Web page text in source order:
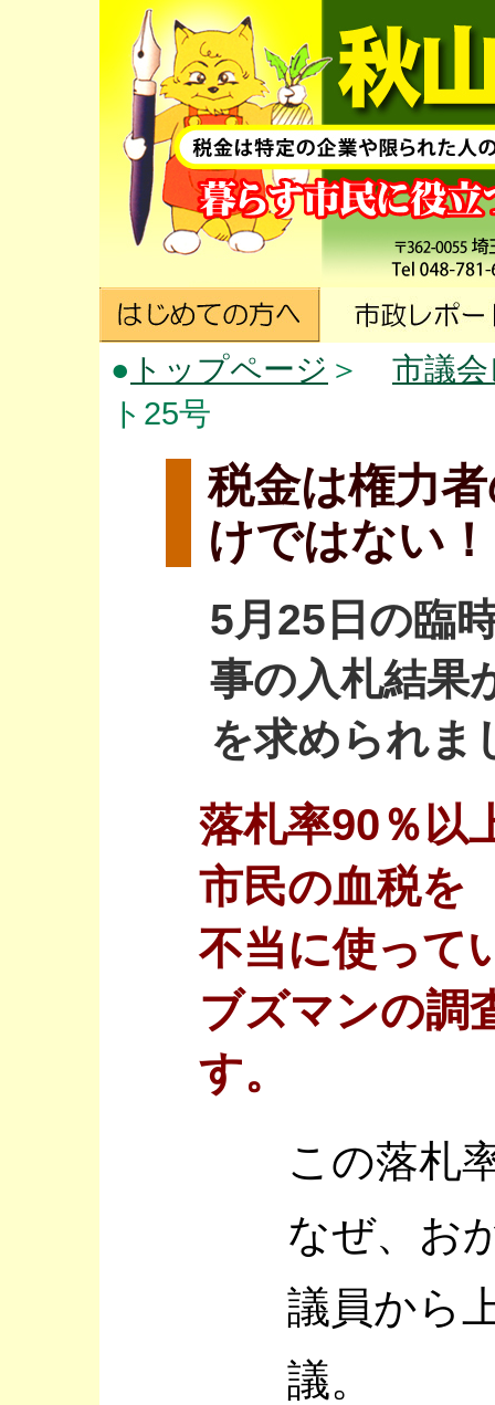
● トップページ ＞ 市議
ト25号
税金は権力
けではない
5月25日の臨
事の入札結果
を求められま
落札率90％以
市民の血税を
不当に使って
ブズマンの調
す。
この落札
なぜ、お
議員から
議。